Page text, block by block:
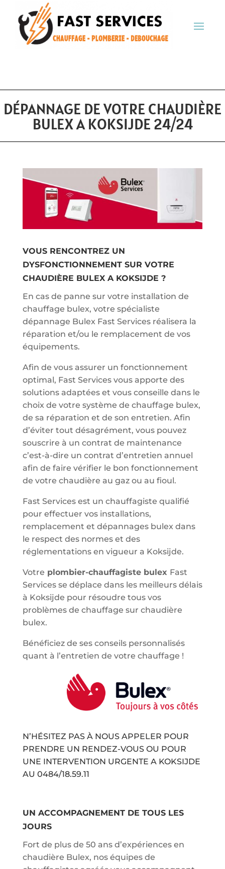
DÉPANNAGE DE VOTRE CHAUDIÈRE
BULEX A KOKSIJDE 24/24
VOUS RENCONTREZ UN
DYSFONCTIONNEMENT SUR VOTRE
CHAUDIÈRE BULEX A KOKSIJDE ?
En cas de panne sur votre installation de
chauffage bulex, votre spécialiste
dépannage Bulex Fast Services réalisera la
réparation et/ou le remplacement de vos
équipements.
Afin de vous assurer un fonctionnement
optimal, Fast Services vous apporte des
solutions adaptées et vous conseille dans le
choix de votre système de chauffage bulex,
de sa réparation et de son entretien. Afin
d’éviter tout désagrément, vous pouvez
souscrire à un contrat de maintenance
c’est-à-dire un contrat d’entretien annuel
afin de faire vérifier le bon fonctionnement
de votre chaudière au gaz ou au fioul.
Fast Services est un chauffagiste qualifié
pour effectuer vos installations,
remplacement et dépannages bulex dans
le respect des normes et des
réglementations en vigueur a Koksijde.
Votre plombier-chauffagiste bulex Fast
Services se déplace dans les meilleurs délais
à Koksijde pour résoudre tous vos
problèmes de chauffage sur chaudière
bulex.
Bénéficiez de ses conseils personnalisés
quant à l’entretien de votre chauffage !
N’HÉSITEZ PAS À NOUS APPELER POUR
PRENDRE UN RENDEZ-VOUS OU POUR
UNE INTERVENTION URGENTE A KOKSIJDE
AU 0484/18.59.11
UN ACCOMPAGNEMENT DE TOUS LES
JOURS
Fort de plus de 50 ans d’expériences en
chaudière Bulex, nos équipes de